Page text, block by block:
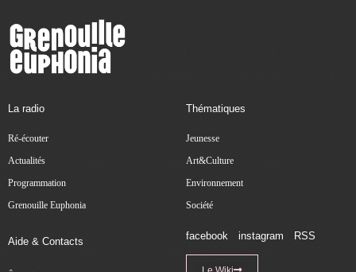
La radio
Ré-écouter
Actualités
Programmation
Grenouille Euphonia
Thématiques
Jeunesse
Art&Culture
Environnement
Société
Aide & Contacts facebook instagram RSS